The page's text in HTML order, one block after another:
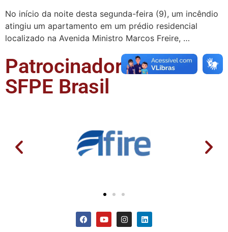
No início da noite desta segunda-feira (9), um incêndio
atingiu um apartamento em um prédio residencial
localizado na Avenida Ministro Marcos Freire, …
Patrocinadores da
SFPE Brasil